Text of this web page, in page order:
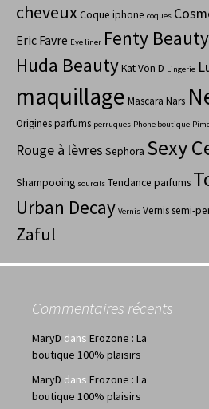
cheveuxCoque iphone coques
Eric Favre Eye liner Fenty Beauty
Huda BeautyKat Von D Lingerie
maquillage Mascara Nars
Origines parfums perruques Phone boutique
Rouge à lèvres Sephora Sexy
Shampooing sourcils Tendance parfums
Urban Decay Vernis Vernis semi-
Zaful
Commentaires récents
MaryD dans Erozone : La
boutique 100% plaisirs
MaryD dans Erozone : La
boutique 100% plaisirs